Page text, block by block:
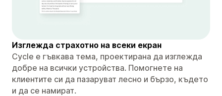
Изглежда страхотно на всеки екран
Cycle е гъвкава тема, проектирана да изглежда
добре на всички устройства. Помогнете на
клиентите си да пазаруват лесно и бързо, където
и да се намират.